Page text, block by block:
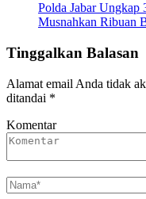
Polda Jabar Ungkap
Musnahkan Ribuan
Tinggalkan Balasan
Alamat email Anda tidak
ditandai *
Komentar